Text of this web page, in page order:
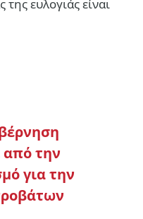
ευλογιάς είναι
από την
για την